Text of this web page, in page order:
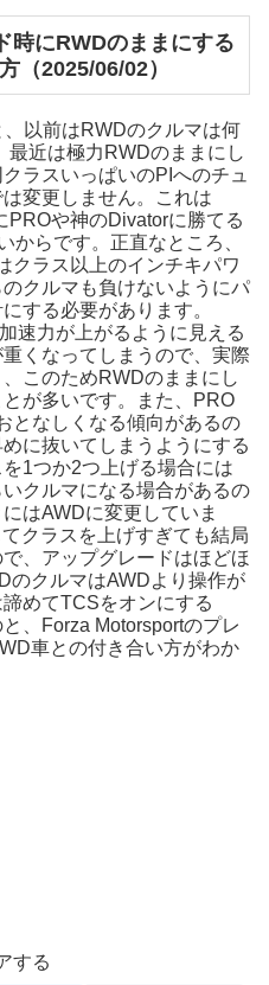
時にRWDのままにする
（2025/06/02）
以前はRWDのクルマは何
最近は極力RWDのままにし
ラスいっぱいのPIへのチュ
変更しません。これは
PROや神のDivatorに勝てる
からです。正直なところ、
クラス以上のインチキパワ
クルマも負けないようにパ
する必要があります。
速力が上がるように見える
くなってしまうので、実際
このためRWDのままにし
が多いです。また、PRO
となしくなる傾向があるの
に抜いてしまうようにする
1つか2つ上げる場合には
クルマになる場合があるの
はAWDに変更していま
クラスを上げすぎても結局
、アップグレードはほどほ
のクルマはAWDより操作が
めてTCSをオンにする
、Forza Motorsportのプレ
車との付き合い方がわか
する